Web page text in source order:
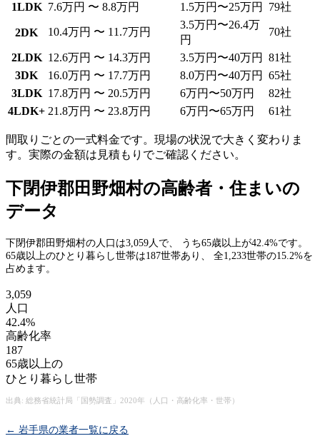
1LDK 7.6万円 〜 8.8万円 1.5万円〜25万円 79社
2DK 10.4万円 〜 11.7万円
3.5万円〜26.4万
円
70社
2LDK 12.6万円 〜 14.3万円 3.5万円〜40万円
81社
3DK
16.0万円 〜 17.7万円 8.0万円〜40万円
65社
3LDK 17.8万円 〜 20.5万円 6万円〜50万円
82社
4LDK+ 21.8万円 〜 23.8万円 6万円〜65万円 61社
間取りごとの一式料金です。現場の状況で大きく変わりま
す。実際の金額は見積もりでご確認ください。
下閉伊郡田野畑村の高齢者・住まいの
データ
下閉伊郡田野畑村の人口は3,059人で、 うち65歳以上が42.4%です。
65歳以上のひとり暮らし世帯は187世帯あり、 全1,233世帯の15.2%を
占めます。
3,059
人口
42.4%
高齢化率
187
65歳以上の
ひとり暮らし世帯
出典: 総務省統計局「国勢調査」2020年（人口・高齢化率・世帯）
← 岩手県の業者一覧に戻る